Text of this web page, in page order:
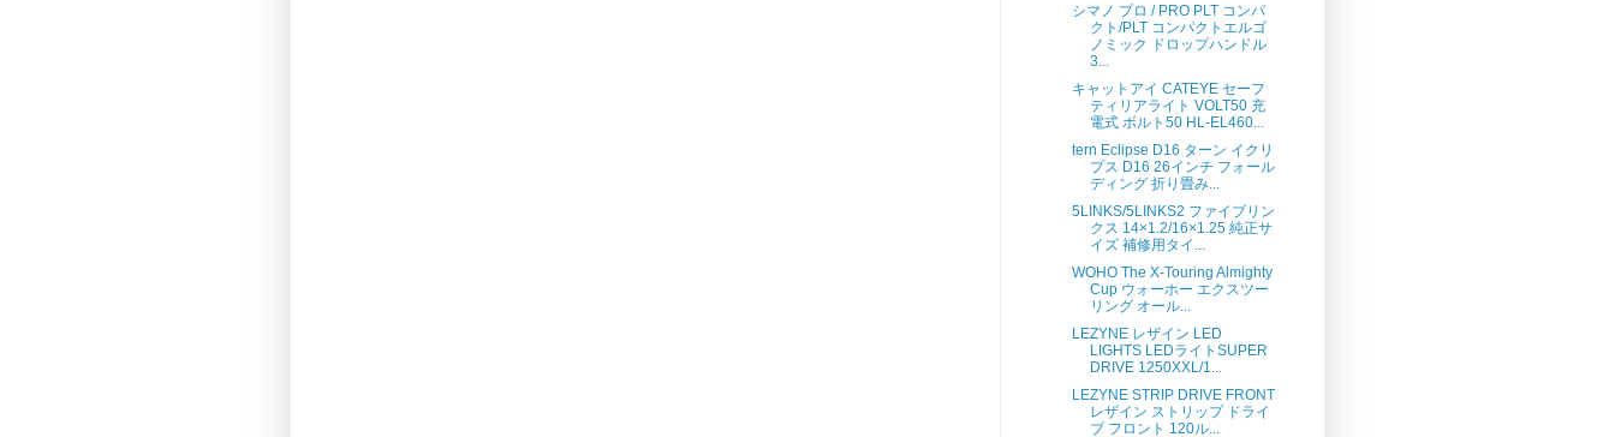
シマノ プロ / PRO PLT コンパ
クト/PLT コンパクトエルゴ
ノミック ドロップハンドル
3...
キャットアイ CATEYE セーフ
ティリアライト VOLT50 充
電式 ボルト50 HL-EL460...
tern Eclipse D16 ターン イクリ
プス D16 26インチ フォール
ディング 折り畳み...
5LINKS/5LINKS2 ファイブリン
クス 14×1.2/16×1.25 純正サ
イズ 補修用タイ...
WOHO The X-Touring Almighty
Cup ウォーホー エクスツー
リング オール...
LEZYNE レザイン LED
LIGHTS LEDライトSUPER
DRIVE 1250XXL/1...
LEZYNE STRIP DRIVE FRONT
レザイン ストリップ ドライ
ブ フロント 120ル...